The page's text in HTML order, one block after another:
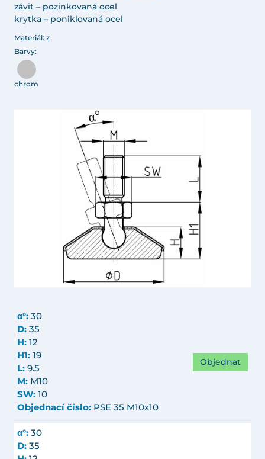
závit – pozinkovaná ocel
krytka – poniklovaná ocel
Materiál: z
Barvy:
chrom
α°: 30
D: 35
H: 12
H1: 19
L: 9.5
M: M10
SW: 10
Objednací číslo: PSE 35 M10x10
Objednat
α°: 30
D: 35